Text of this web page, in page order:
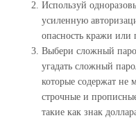
Используй
усиленную
опасность кражи или
Выбери сложный
угадать сложный
которые содержат не
строчные и
такие как знак